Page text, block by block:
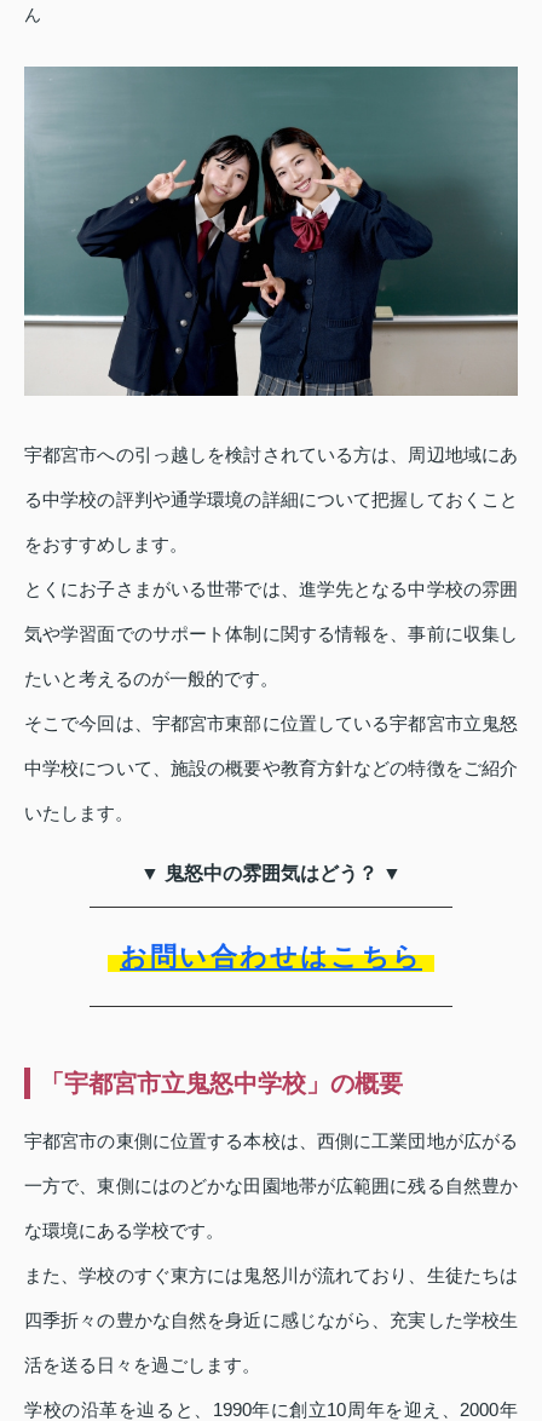
ん
宇都宮市への引っ越しを検討されている方は、周辺地域にあ
る中学校の評判や通学環境の詳細について把握しておくこと
をおすすめします。
とくにお子さまがいる世帯では、進学先となる中学校の雰囲
気や学習面でのサポート体制に関する情報を、事前に収集し
たいと考えるのが一般的です。
そこで今回は、宇都宮市東部に位置している宇都宮市立鬼怒
中学校について、施設の概要や教育方針などの特徴をご紹介
いたします。
▼ 鬼怒中の雰囲気はどう？ ▼
お問い合わせはこちら
「宇都宮市立鬼怒中学校」の概要
宇都宮市の東側に位置する本校は、西側に工業団地が広がる
一方で、東側にはのどかな田園地帯が広範囲に残る自然豊か
な環境にある学校です。
また、学校のすぐ東方には鬼怒川が流れており、生徒たちは
四季折々の豊かな自然を身近に感じながら、充実した学校生
活を送る日々を過ごします。
学校の沿革を辿ると、1990年に創立10周年を迎え、2000年